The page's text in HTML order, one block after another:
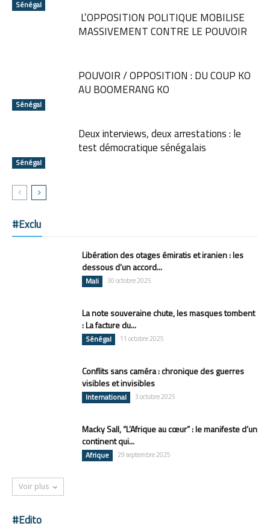
Sénégal
L’OPPOSITION POLITIQUE MOBILISE
MASSIVEMENT CONTRE LE POUVOIR
Sénégal
POUVOIR / OPPOSITION : DU COUP KO
AU BOOMERANG KO
Sénégal
Deux interviews, deux arrestations : le
test démocratique sénégalais
#Exclu
Libération des otages émiratis et iranien : les
dessous d’un accord...
Mali 30 octobre 2025
La note souveraine chute, les masques tombent
: La facture du...
Sénégal 11 octobre 2025
Conflits sans caméra : chronique des guerres
visibles et invisibles
International 3 octobre 2025
Macky Sall, “L’Afrique au cœur” : le manifeste d’un
continent qui...
Afrique 29 septembre 2025
Voir plus
#Edito